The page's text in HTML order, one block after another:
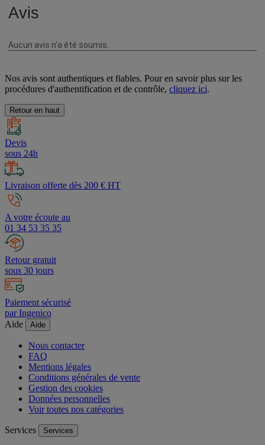
Nos avis sont authentiques et fiables. Pour en savoir plus sur les
procédures d'authentification et de contrôle, cliquez ici.
Retour en haut
Devis
sous 24h
Livraison offerte dès 200 € HT
A votre écoute au
01 34 53 35 35
Retour gratuit
sous 30 jours
Paiement sécurisé
par Ingenico
Aide
Aide
Nous contacter
FAQ
Mentions légales
Conditions générales de vente
Gestion des cookies
Données personnelles
Voir toutes nos catégories
Services Services